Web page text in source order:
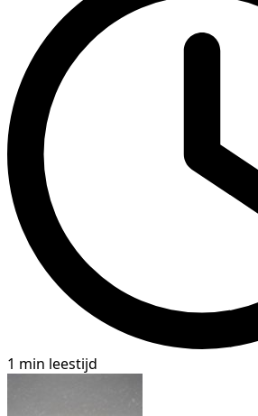
1 min leestijd